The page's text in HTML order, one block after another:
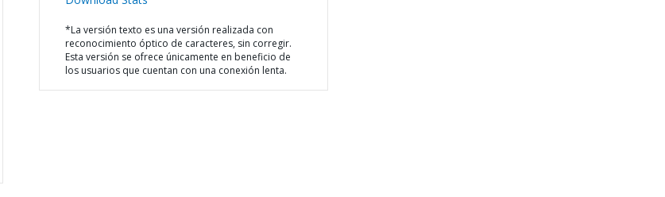
*La versión texto es una versión realizada con
reconocimiento óptico de caracteres, sin corregir.
Esta versión se ofrece únicamente en beneficio de
los usuarios que cuentan con una conexión lenta.